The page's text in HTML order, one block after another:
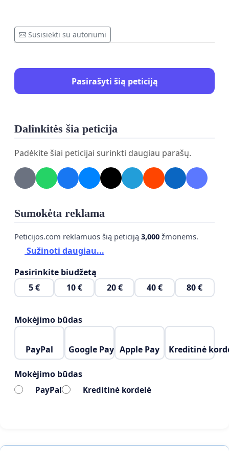
Susisiekti su autoriumi
Pasirašyti šią peticiją
Dalinkitės šia peticija
Padėkite šiai peticijai surinkti daugiau parašų.
Sumokėta reklama
Peticijos.com reklamuos šią peticiją 3,000 žmonėms.
Sužinoti daugiau...
Pasirinkite biudžetą
5 €
10 € 20 € 40 € 80 €
Mokėjimo būdas
PayPal Google Pay Apple Pay Kreditinė
Mokėjimo būdas
PayPal Kreditinė kordelė